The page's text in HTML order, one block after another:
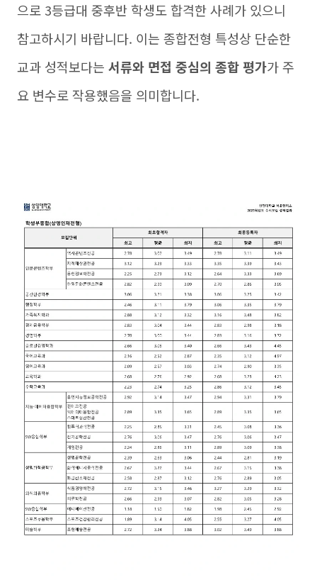
으로 3등급대 중후반 학생도 합격한 사례가 있으니
참고하시기 바랍니다. 이는 종합전형 특성상 단순한
교과 성적보다는 서류와 면접 중심의 종합 평가가 주
요 변수로 작용했음을 의미합니다.